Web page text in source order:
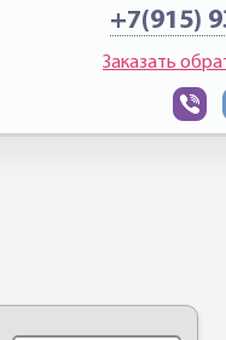
+7(915)
Заказать